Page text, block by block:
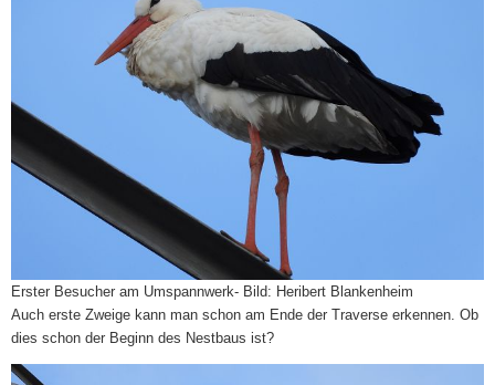
Erster Besucher am Umspannwerk- Bild: Heribert Blankenheim
Auch erste Zweige kann man schon am Ende der Traverse erkennen. Ob
dies schon der Beginn des Nestbaus ist?